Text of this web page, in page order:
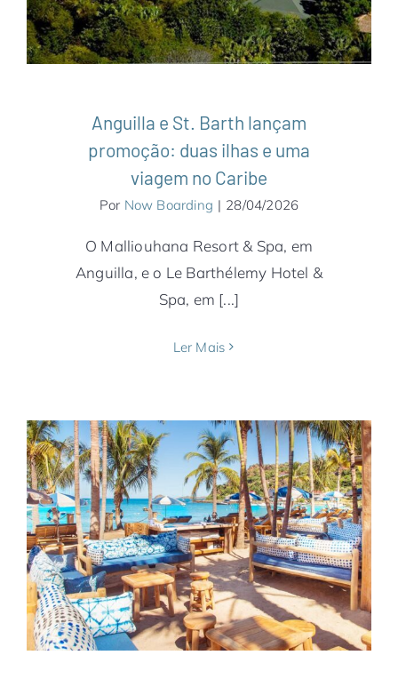
Barth
Anguilla e St. Barth lançam
promoção: duas ilhas e uma
viagem no Caribe
Por Now Boarding | 28/04/2026
O Malliouhana Resort & Spa, em
Anguilla, e o Le Barthélemy Hotel &
Spa, em [...]
Ler Mais
Os descolados e luxuosos beach clubs de
St Barth
Caribe Notícias St Barth